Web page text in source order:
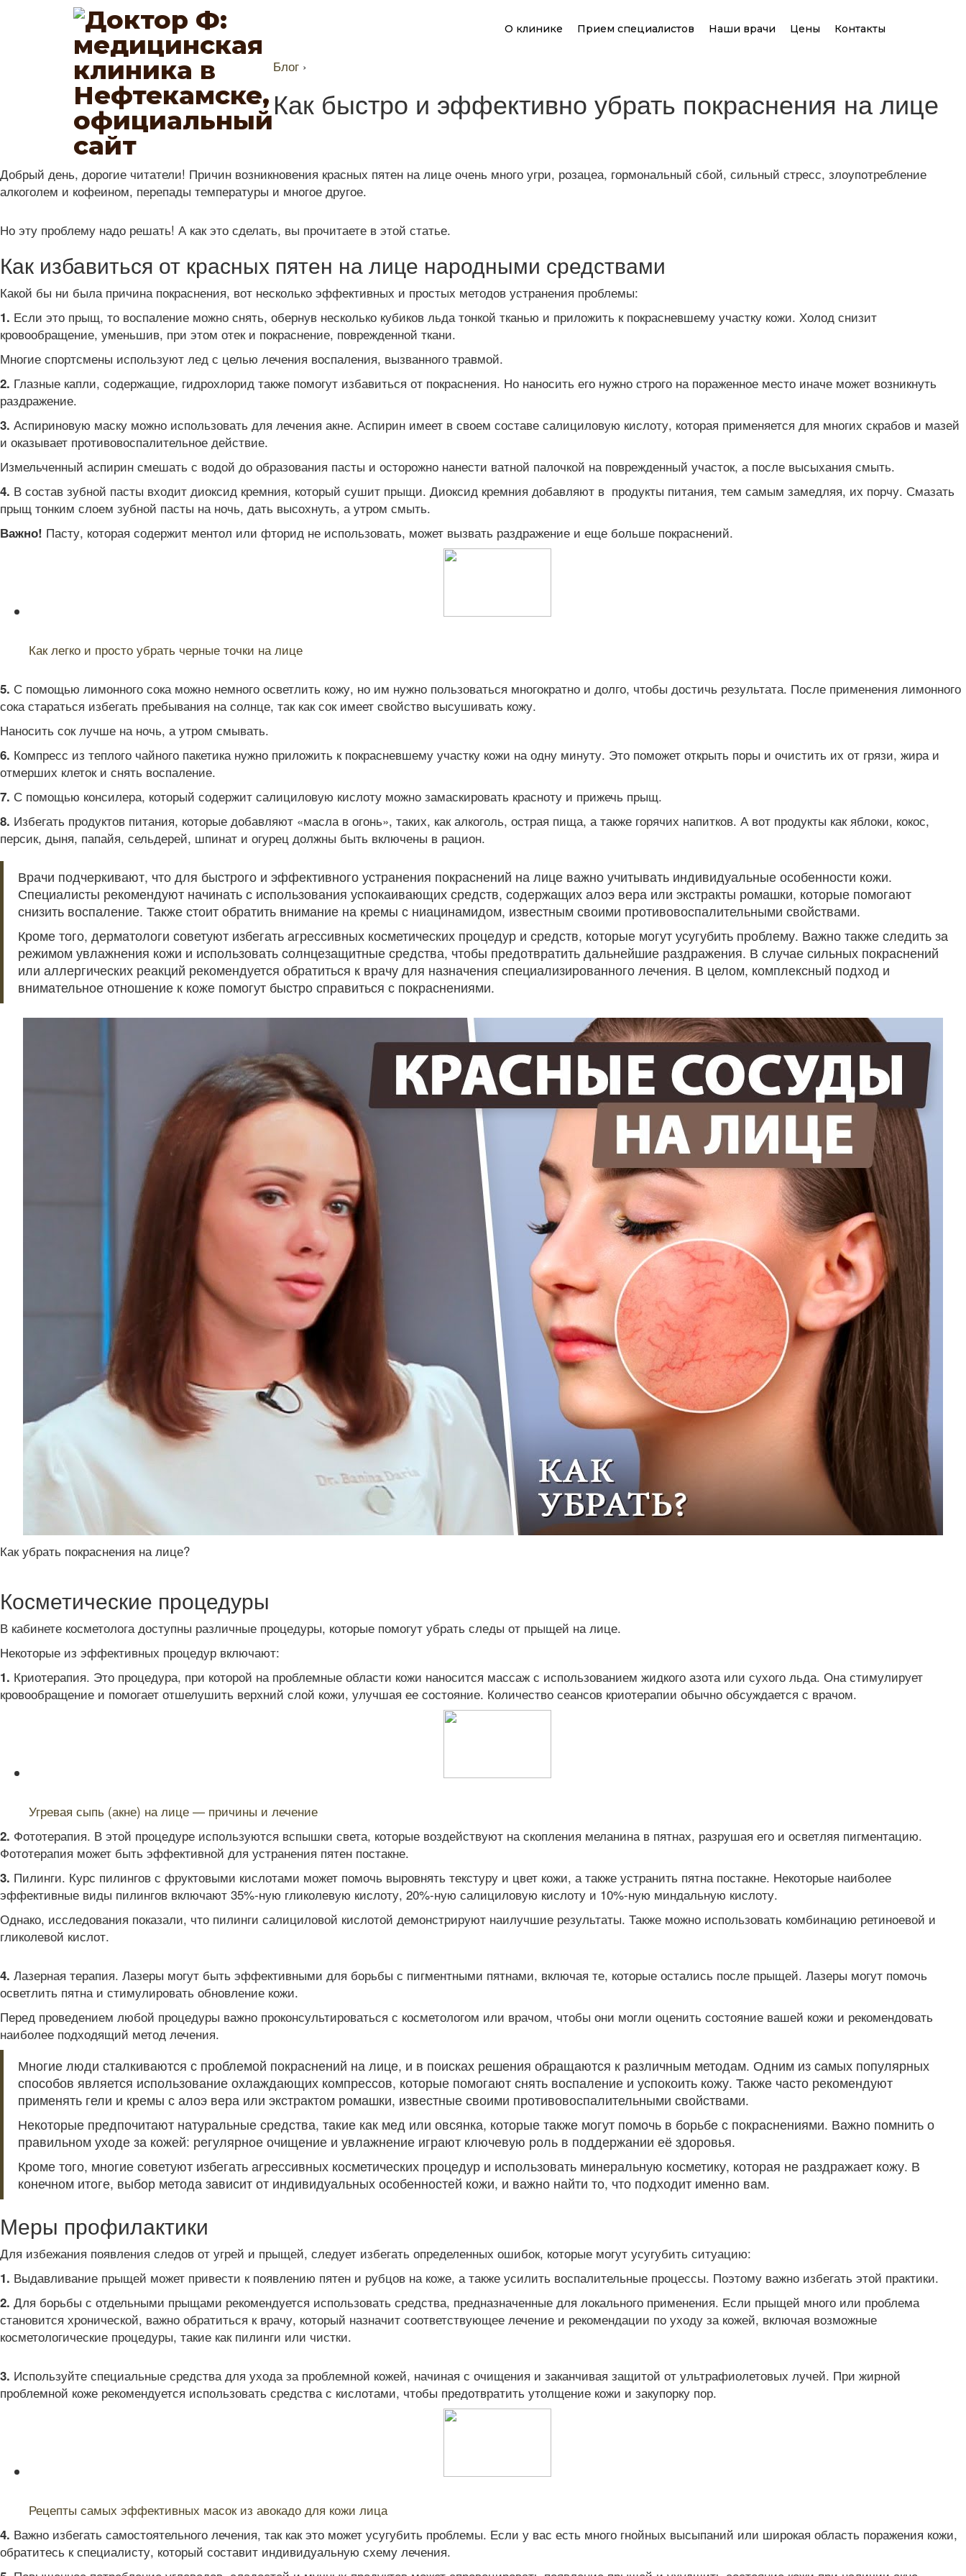
О клинике Прием специалистов Наши врачи Цены Контакты
Блог ›
Как быстро и эффективно убрать покраснения на лице
Добрый день, дорогие читатели! Причин возникновения красных пятен на лице очень много угри, розацеа, гормональный сбой, сильный стресс, злоупотребление
алкоголем и кофеином, перепады температуры и многое другое.
Но эту проблему надо решать! А как это сделать, вы прочитаете в этой статье.
Как избавиться от красных пятен на лице народными средствами
Какой бы ни была причина покраснения, вот несколько эффективных и простых методов устранения проблемы:
1. Если это прыщ, то воспаление можно снять, обернув несколько кубиков льда тонкой тканью и приложить к покрасневшему участку кожи. Холод снизит
кровообращение, уменьшив, при этом отек и покраснение, поврежденной ткани.
Многие спортсмены используют лед с целью лечения воспаления, вызванного травмой.
2. Глазные капли, содержащие, гидрохлорид также помогут избавиться от покраснения. Но наносить его нужно строго на пораженное место иначе может возникнуть
раздражение.
3. Аспириновую маску можно использовать для лечения акне. Аспирин имеет в своем составе салициловую кислоту, которая применяется для многих скрабов и мазей
и оказывает противовоспалительное действие.
Измельченный аспирин смешать с водой до образования пасты и осторожно нанести ватной палочкой на поврежденный участок, а после высыхания смыть.
4. В состав зубной пасты входит диоксид кремния, который сушит прыщи. Диоксид кремния добавляют в продукты питания, тем самым замедляя, их порчу. Смазать
прыщ тонким слоем зубной пасты на ночь, дать высохнуть, а утром смыть.
Важно! Пасту, которая содержит ментол или фторид не использовать, может вызвать раздражение и еще больше покраснений.
Как легко и просто убрать черные точки на лице
5. С помощью лимонного сока можно немного осветлить кожу, но им нужно пользоваться многократно и долго, чтобы достичь результата. После применения лимонного
сока стараться избегать пребывания на солнце, так как сок имеет свойство высушивать кожу.
Наносить сок лучше на ночь, а утром смывать.
6. Компресс из теплого чайного пакетика нужно приложить к покрасневшему участку кожи на одну минуту. Это поможет открыть поры и очистить их от грязи, жира и
отмерших клеток и снять воспаление.
7. С помощью консилера, который содержит салициловую кислоту можно замаскировать красноту и прижечь прыщ.
8. Избегать продуктов питания, которые добавляют «масла в огонь», таких, как алкоголь, острая пища, а также горячих напитков. А вот продукты как яблоки, кокос,
персик, дыня, папайя, сельдерей, шпинат и огурец должны быть включены в рацион.
Врачи подчеркивают, что для быстрого и эффективного устранения покраснений на лице важно учитывать индивидуальные особенности кожи.
Специалисты рекомендуют начинать с использования успокаивающих средств, содержащих алоэ вера или экстракты ромашки, которые помогают
снизить воспаление. Также стоит обратить внимание на кремы с ниацинамидом, известным своими противовоспалительными свойствами.
Кроме того, дерматологи советуют избегать агрессивных косметических процедур и средств, которые могут усугубить проблему. Важно также следить за
режимом увлажнения кожи и использовать солнцезащитные средства, чтобы предотвратить дальнейшие раздражения. В случае сильных покраснений
или аллергических реакций рекомендуется обратиться к врачу для назначения специализированного лечения. В целом, комплексный подход и
внимательное отношение к коже помогут быстро справиться с покраснениями.
Как убрать покраснения на лице?
Косметические процедуры
В кабинете косметолога доступны различные процедуры, которые помогут убрать следы от прыщей на лице.
Некоторые из эффективных процедур включают:
1. Криотерапия. Это процедура, при которой на проблемные области кожи наносится массаж с использованием жидкого азота или сухого льда. Она стимулирует
кровообращение и помогает отшелушить верхний слой кожи, улучшая ее состояние. Количество сеансов криотерапии обычно обсуждается с врачом.
Угревая сыпь (акне) на лице — причины и лечение
2. Фототерапия. В этой процедуре используются вспышки света, которые воздействуют на скопления меланина в пятнах, разрушая его и осветляя пигментацию.
Фототерапия может быть эффективной для устранения пятен постакне.
3. Пилинги. Курс пилингов с фруктовыми кислотами может помочь выровнять текстуру и цвет кожи, а также устранить пятна постакне. Некоторые наиболее
эффективные виды пилингов включают 35%-ную гликолевую кислоту, 20%-ную салициловую кислоту и 10%-ную миндальную кислоту.
Однако, исследования показали, что пилинги салициловой кислотой демонстрируют наилучшие результаты. Также можно использовать комбинацию ретиноевой и
гликолевой кислот.
4. Лазерная терапия. Лазеры могут быть эффективными для борьбы с пигментными пятнами, включая те, которые остались после прыщей. Лазеры могут помочь
осветлить пятна и стимулировать обновление кожи.
Перед проведением любой процедуры важно проконсультироваться с косметологом или врачом, чтобы они могли оценить состояние вашей кожи и рекомендовать
наиболее подходящий метод лечения.
Многие люди сталкиваются с проблемой покраснений на лице, и в поисках решения обращаются к различным методам. Одним из самых популярных
способов является использование охлаждающих компрессов, которые помогают снять воспаление и успокоить кожу. Также часто рекомендуют
применять гели и кремы с алоэ вера или экстрактом ромашки, известные своими противовоспалительными свойствами.
Некоторые предпочитают натуральные средства, такие как мед или овсянка, которые также могут помочь в борьбе с покраснениями. Важно помнить о
правильном уходе за кожей: регулярное очищение и увлажнение играют ключевую роль в поддержании её здоровья.
Кроме того, многие советуют избегать агрессивных косметических процедур и использовать минеральную косметику, которая не раздражает кожу. В
конечном итоге, выбор метода зависит от индивидуальных особенностей кожи, и важно найти то, что подходит именно вам.
Меры профилактики
Для избежания появления следов от угрей и прыщей, следует избегать определенных ошибок, которые могут усугубить ситуацию:
1. Выдавливание прыщей может привести к появлению пятен и рубцов на коже, а также усилить воспалительные процессы. Поэтому важно избегать этой практики.
2. Для борьбы с отдельными прыщами рекомендуется использовать средства, предназначенные для локального применения. Если прыщей много или проблема
становится хронической, важно обратиться к врачу, который назначит соответствующее лечение и рекомендации по уходу за кожей, включая возможные
косметологические процедуры, такие как пилинги или чистки.
3. Используйте специальные средства для ухода за проблемной кожей, начиная с очищения и заканчивая защитой от ультрафиолетовых лучей. При жирной
проблемной коже рекомендуется использовать средства с кислотами, чтобы предотвратить утолщение кожи и закупорку пор.
Рецепты самых эффективных масок из авокадо для кожи лица
4. Важно избегать самостоятельного лечения, так как это может усугубить проблемы. Если у вас есть много гнойных высыпаний или широкая область поражения кожи,
обратитесь к специалисту, который составит индивидуальную схему лечения.